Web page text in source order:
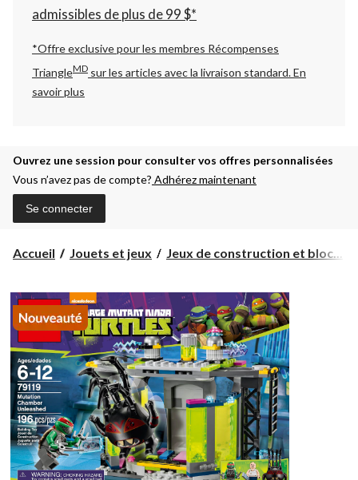
admissibles de plus de 99 $*
*Offre exclusive pour les membres Récompenses
TriangleMD sur les articles avec la livraison standard.En
savoir plus
Ouvrez une session pour consulter vos offres personnalisées
Vous n’avez pas de compte? Adhérez maintenant
Se connecter
Accueil Jouets et jeux Jeux de construction et bloc...